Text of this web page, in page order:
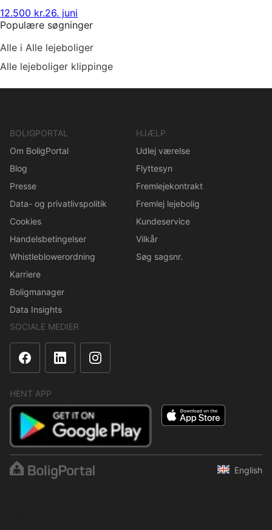
12.500 kr.26. juni
Populære søgninger
Alle i Alle lejeboliger
Alle lejeboliger klippinge
BOLIGPORTAL
Om BoligPortal
Blog
Presse
Data- og privatlivspolitik
Cookies
Handelsbetingelser
Whistleblowerordning
Karriere
Boligmanager
Data Insights
HJÆLP
Udlej værelse
Flyttesyn
Fremlejekontrakt
Fremlej lejebolig
Kundeservice
Vilkår
Søg sagsnr.
SOCIALE MEDIER
HENT APP
English